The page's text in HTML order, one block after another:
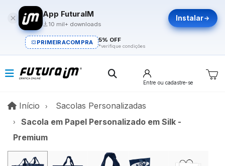
App FuturaIM
10 mil+ downloads
Instalar
PRIMEIRACOMPRA 5% OFF
*verifique condições
Entre ou cadastre-se
Início InícioSacolas Personalizadas
Sacola em Papel Personalizado em Silk -
Premium